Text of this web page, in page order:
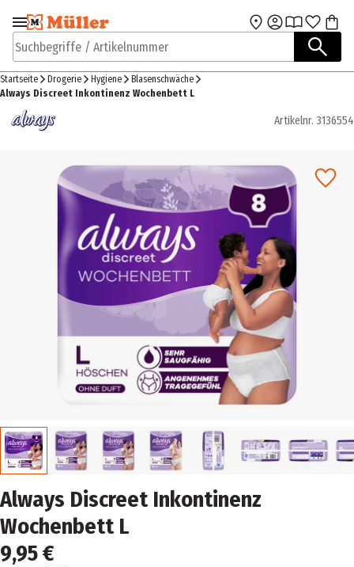
Zur Navigation
springen
Zum Hauptinhalt
Suchbegriffe / Artikelnummer
Startseite Drogerie Hygiene
Blasenschwäche
Always Discreet Inkontinenz Wochenbett L
Artikelnr. 3136554
Always Discreet Inkontinenz
Wochenbett L
9,95 €